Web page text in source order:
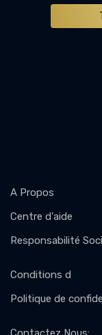
A Propos
Centre d'aide
Responsabilité
Conditions d
Politique de